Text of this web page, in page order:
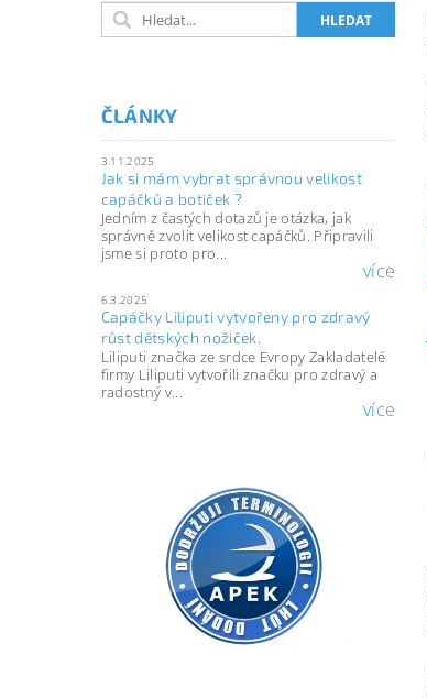
ČLÁNKY
3.11.2025
Jak si mám vybrat správnou velikost
capáčků a botiček ?
Jedním z častých dotazů je otázka, jak
správně zvolit velikost capáčků. Připravili
jsme si proto pro...
více
6.3.2025
Capáčky Liliputi vytvořeny pro zdravý
růst dětských nožiček.
Liliputi značka ze srdce Evropy Zakladatelé
firmy Liliputi vytvořili značku pro zdravý a
radostný v...
více